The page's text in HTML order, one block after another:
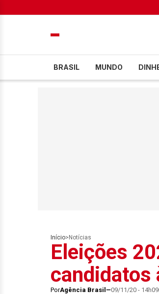
BRASIL MUNDO
Início> Notícias
Eleições
candidatos
PorAgência Brasil 09/11/20 -